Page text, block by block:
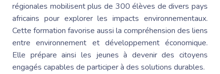
régionales mobilisent plus de 300 élèves de divers pays
africains pour explorer les impacts environnementaux.
Cette formation favorise aussi la compréhension des liens
entre environnement et développement économique.
Elle prépare ainsi les jeunes à devenir des citoyens
engagés capables de participer à des solutions durables.